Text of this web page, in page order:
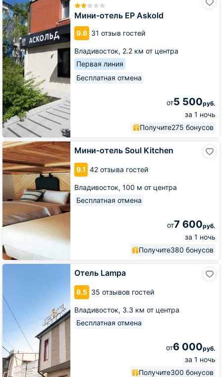
Мини-отель EP Askold
9.6 31 отзыв гостей
Владивосток, 2.2 км от центра
Первая линия
Бесплатная отмена
от5 500руб.
за 1 ночь
Получите275 бонусов
отель
EP
Askold
Мини-отель Soul Kitchen
9.1 42 отзыва гостей
Владивосток, 100 м от центра
Бесплатная отмена
от7 600руб.
за 1 ночь
Получите380 бонусов
Мини-
отель
Soul
Kitchen
Отель Lampa
8.5 35 отзывов гостей
Владивосток, 3.3 км от центра
Бесплатная отмена
от6 000руб.
за 1 ночь
Получите300 бонусов
Отель